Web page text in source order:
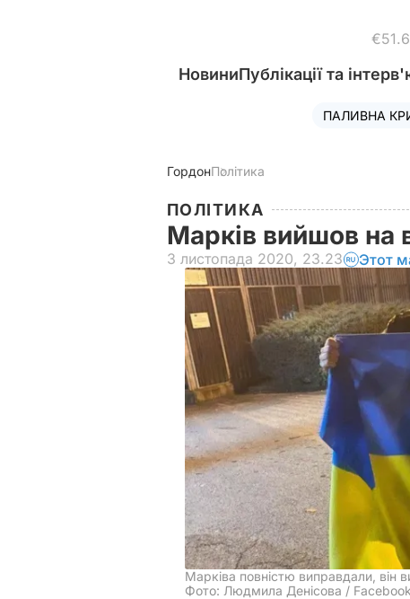
НовиниПублікації та
ПАЛИВНА
ГордонПолітика
ПОЛІТИКА
Марків вийшов на
3 листопада 2020, 23.23 Этот
Марківа повністю виправдали, він
Фото: Людмила Денісова / Facebook